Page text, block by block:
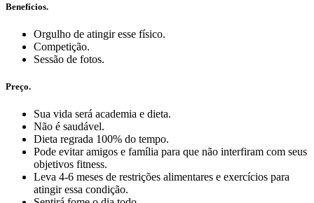
Benefícios.
Orgulho de atingir esse físico.
Competição.
Sessão de fotos.
Preço.
Sua vida será academia e dieta.
Não é saudável.
Dieta regrada 100% do tempo.
Pode evitar amigos e família para que não interfiram com seus
objetivos fitness.
Leva 4-6 meses de restrições alimentares e exercícios para
atingir essa condição.